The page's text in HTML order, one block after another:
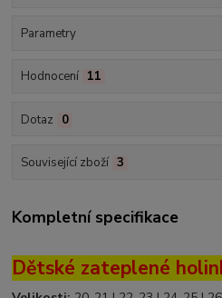
Parametry
Hodnocení 11
Dotaz 0
Související zboží 3
Kompletní specifikace
Dětské zateplené